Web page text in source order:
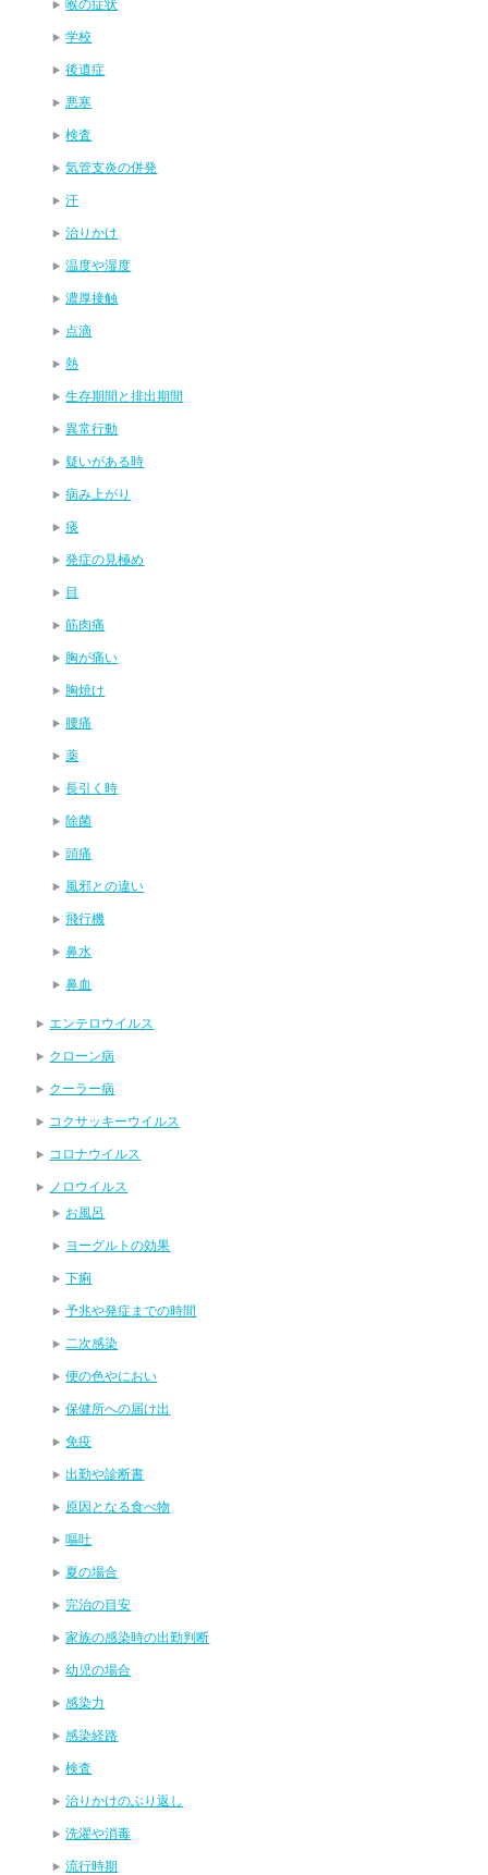
喉の症状
学校
後遺症
悪寒
検査
気管支炎の併発
汗
治りかけ
温度や湿度
濃厚接触
点滴
熱
生存期間と排出期間
異常行動
疑いがある時
病み上がり
痰
発症の見極め
目
筋肉痛
胸が痛い
胸焼け
腰痛
薬
長引く時
除菌
頭痛
風邪との違い
飛行機
鼻水
鼻血
エンテロウイルス
クローン病
クーラー病
コクサッキーウイルス
コロナウイルス
ノロウイルス
お風呂
ヨーグルトの効果
下痢
予兆や発症までの時間
二次感染
便の色やにおい
保健所への届け出
免疫
出勤や診断書
原因となる食べ物
嘔吐
夏の場合
完治の目安
家族の感染時の出勤判断
幼児の場合
感染力
感染経路
検査
治りかけのぶり返し
洗濯や消毒
流行時期